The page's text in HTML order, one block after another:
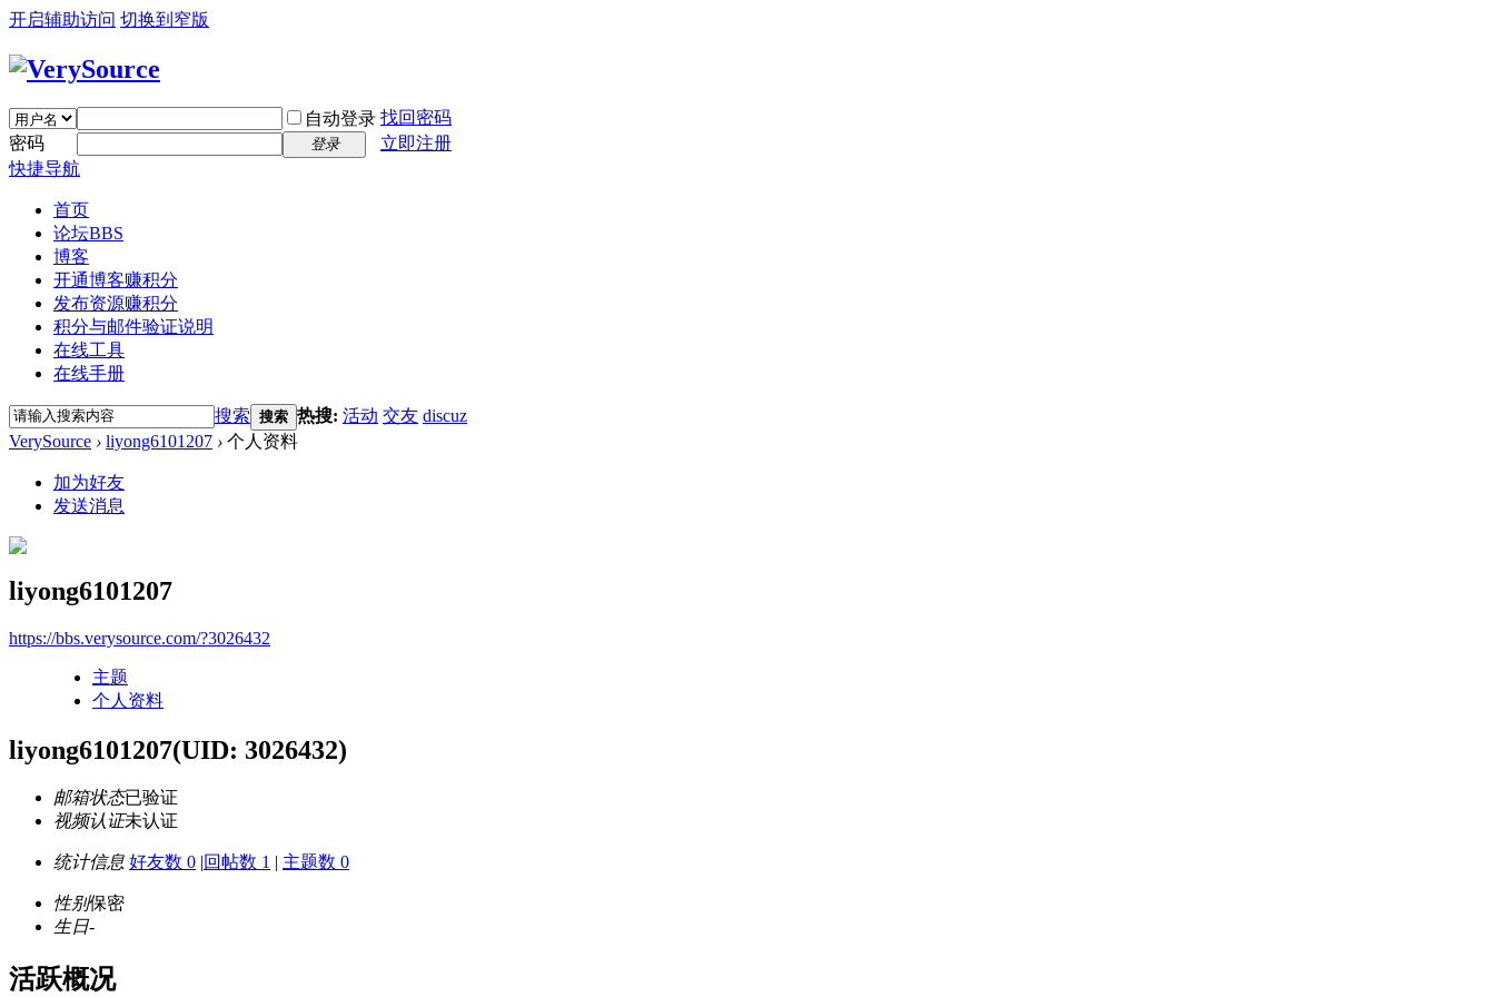
开启辅助访问 切换到窄版
自动登录 找回密码
密码
登录
立即注册
快捷导航
首页
论坛BBS
博客
开通博客赚积分
发布资源赚积分
积分与邮件验证说明
在线工具
在线手册
搜索 搜索 热搜: 活动 交友 discuz
VerySource › liyong6101207 › 个人资料
加为好友
发送消息
liyong6101207
https://bbs.verysource.com/?3026432
主题
个人资料
liyong6101207(UID: 3026432)
邮箱状态已验证
视频认证未认证
统计信息 好友数 0 |回帖数 1 | 主题数 0
性别保密
生日-
活跃概况